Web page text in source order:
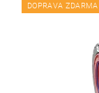
DOPRAVA ZDARMA